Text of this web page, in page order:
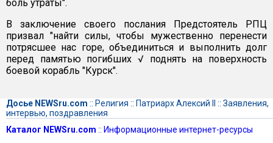
боль утраты".
В заключение своего послания Предстоятель РПЦ
призвал "найти силы, чтобы мужественно перенести
потрясшее нас горе, объединиться и выполнить долг
перед памятью погибших √ поднять на поверхность
боевой корабль "Курск".
Досье NEWSru.com :: Религия :: Патриарх Алексий II :: Заявления,
интервью, поздравления
Каталог NEWSru.com :: Информационные интернет-ресурсы